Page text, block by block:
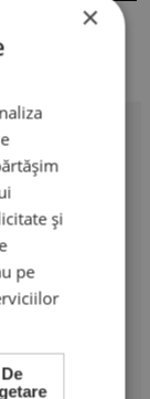
în pagina
premium,
×
și
pe
De